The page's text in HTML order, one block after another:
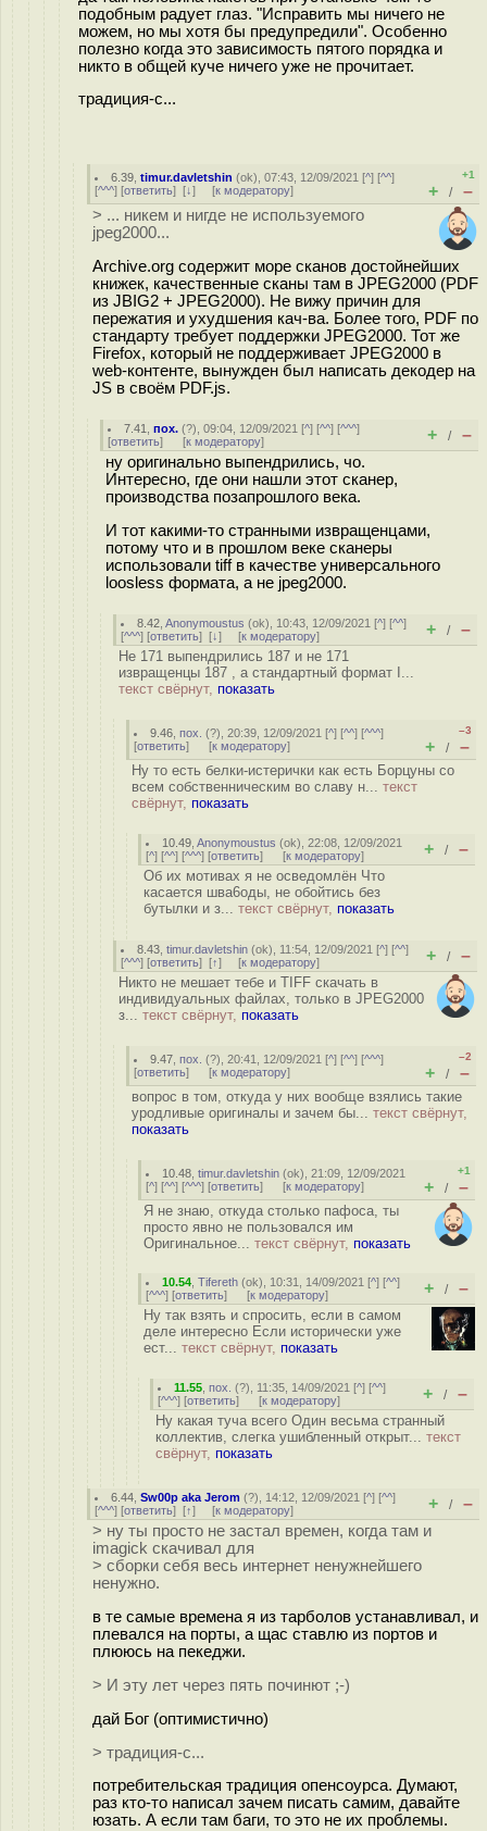
подобным радует глаз. "Исправить мы ничего не
можем, но мы хотя бы предупредили". Особенно
полезно когда это зависимость пятого порядка и
никто в общей куче ничего уже не прочитает.
традиция-с...
6.39 ,timur.davletshin (ok), 07:43, 12/09/2021 [^] [^^]
[^^^] [ответить] [↓] [к модератору]
+1
+ / –
> ... никем и нигде не используемого
jpeg2000...
Archive.org содержит море сканов достойнейших
книжек, качественные сканы там в JPEG2000 (PDF
из JBIG2 + JPEG2000). Не вижу причин для
пережатия и ухудшения кач-ва. Более того, PDF по
стандарту требует поддержки JPEG2000. Тот же
Firefox, который не поддерживает JPEG2000 в
web-контенте, вынужден был написать декодер на
JS в своём PDF.js.
7.41 ,пох. (?), 09:04, 12/09/2021 [^] [^^] [^^^]
[ответить] [к модератору] + / –
ну оригинально выпендрились, чо.
Интересно, где они нашли этот сканер,
производства позапрошлого века.
И тот какими-то странными извращенцами,
потому что и в прошлом веке сканеры
использовали tiff в качестве универсального
loosless формата, а не jpeg2000.
8.42 ,Anonymoustus (ok), 10:43, 12/09/2021 [^] [^^]
[^^^] [ответить] [↓] [к модератору] + / –
Не 171 выпендрились 187 и не 171
извращенцы 187 , а стандартный формат I...
текст свёрнут, показать
9.46 ,пох. (?), 20:39, 12/09/2021 [^] [^^] [^^^]
[ответить] [к модератору]
–3
+ / –
Ну то есть белки-истерички как есть Борцуны со
всем собственническим во славу н... текст
свёрнут, показать
10.49 ,Anonymoustus (ok), 22:08, 12/09/2021
[^] [^^] [^^^] [ответить] [к модератору] + / –
Об их мотивах я не осведомлён Что
касается шва6оды, не обойтись без
бутылки и з... текст свёрнут, показать
8.43 ,timur.davletshin (ok), 11:54, 12/09/2021 [^] [^^]
[^^^] [ответить] [↑] [к модератору] + / –
Никто не мешает тебе и TIFF скачать в
индивидуальных файлах, только в JPEG2000
з... текст свёрнут, показать
9.47 ,пох. (?), 20:41, 12/09/2021 [^] [^^] [^^^]
[ответить] [к модератору]
–2
+ / –
вопрос в том, откуда у них вообще взялись такие
уродливые оригиналы и зачем бы... текст свёрнут,
показать
10.48 ,timur.davletshin (ok), 21:09, 12/09/2021
[^] [^^] [^^^] [ответить] [к модератору]
+1
+ / –
Я не знаю, откуда столько пафоса, ты
просто явно не пользовался им
Оригинальное... текст свёрнут, показать
10.54 ,Tifereth (ok), 10:31, 14/09/2021 [^] [^^]
[^^^] [ответить] [к модератору] + / –
Ну так взять и спросить, если в самом
деле интересно Если исторически уже
ест... текст свёрнут, показать
11.55 ,пох. (?), 11:35, 14/09/2021 [^] [^^]
[^^^] [ответить] [к модератору] + / –
Ну какая туча всего Один весьма странный
коллектив, слегка ушибленный открыт... текст
свёрнут, показать
6.44 ,Sw00p aka Jerom (?), 14:12, 12/09/2021 [^] [^^]
[^^^] [ответить] [↑] [к модератору] + / –
> ну ты просто не застал времен, когда там и
imagick скачивал для
> сборки себя весь интернет ненужнейшего
ненужно.
в те самые времена я из тарболов устанавливал, и
плевался на порты, а щас ставлю из портов и
плююсь на пекеджи.
> И эту лет через пять починют ;-)
дай Бог (оптимистично)
> традиция-с...
потребительская традиция опенсоурса. Думают,
раз кто-то написал зачем писать самим, давайте
юзать. А если там баги, то это не их проблемы.